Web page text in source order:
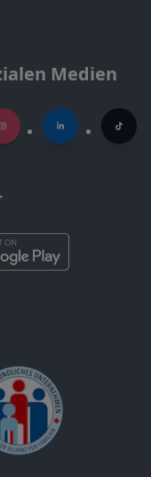
Medien